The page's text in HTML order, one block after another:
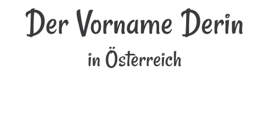
Der Vorname Derin
in Österreich